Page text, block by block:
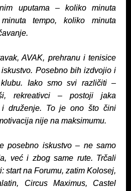
uputama – koliko minuta
tempo, koliko minuta
AVAK, prehranu i tenisice
Posebno bih izdvojio i
Iako smo svi različiti –
rekreativci – postoji jaka
i druženje. To je ono što čini
nije na maksimumu.
posebno iskustvo – ne samo
već i zbog same rute. Trčali
start na Forumu, zatim Kolosej,
Circus Maximus, Castel